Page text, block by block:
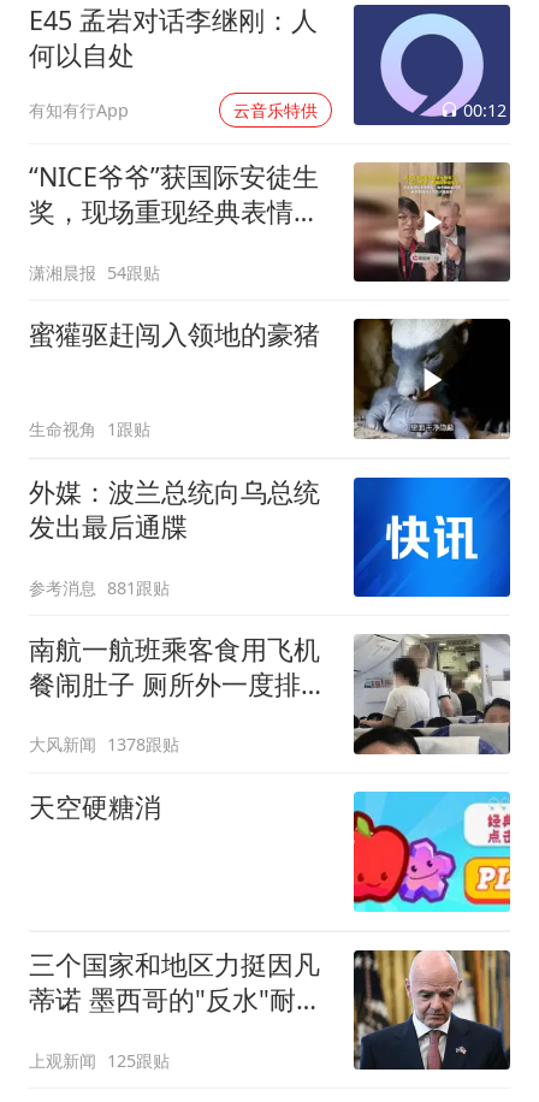
E45 孟岩对话李继刚：人
何以自处
有知有行App 云音乐特供 00:12
“NICE爷爷”获国际安徒生
奖，现场重现经典表情
潇湘晨报 54跟贴
蜜獾驱赶闯入领地的豪猪
生命视角 1跟贴
外媒：波兰总统向乌总统
发出最后通牒
参考消息 881跟贴
南航一航班乘客食用飞机
餐闹肚子 厕所外一度排长
大风新闻 1378跟贴
天空硬糖消
三个国家和地区力挺因凡
蒂诺 墨西哥的"反水"耐人
上观新闻 125跟贴